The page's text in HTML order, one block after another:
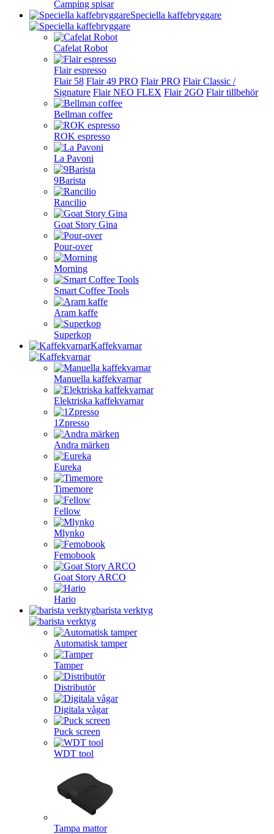
Camping spisar
Speciella kaffebryggare
Cafelat Robot
Flair espresso
Flair 58 Flair 49 PRO Flair PRO Flair Classic /
Signature Flair NEO FLEX Flair 2GO Flair tillbehör
Bellman coffee
ROK espresso
La Pavoni
9Barista
Rancilio
Goat Story Gina
Pour-over
Morning
Smart Coffee Tools
Aram kaffe
Superkop
Kaffekvarnar
Manuella kaffekvarnar
Elektriska kaffekvarnar
1Zpresso
Andra märken
Eureka
Timemore
Fellow
Mlynko
Femobook
Goat Story ARCO
Hario
barista verktyg
Automatisk tamper
Tamper
Distributör
Digitala vågar
Puck screen
WDT tool
Tampa mattor